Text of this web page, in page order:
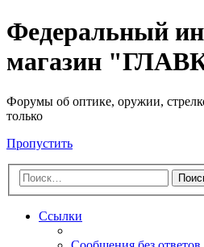
Федеральный
магазин
Форумы об оптике, оружии,
только
Пропустить
Ссылки